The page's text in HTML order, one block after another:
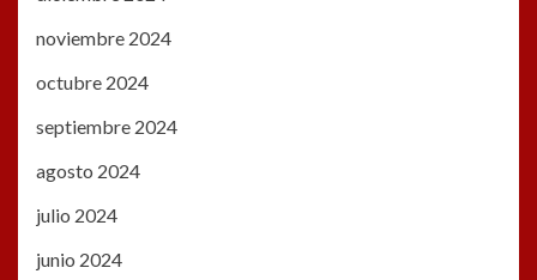
noviembre 2024
octubre 2024
septiembre 2024
agosto 2024
julio 2024
junio 2024